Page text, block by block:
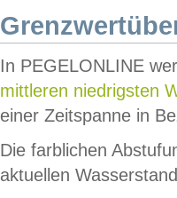
In PEGELONLINE
mittleren niedrigsten
einer Zeitspanne in
Die farblichen
aktuellen